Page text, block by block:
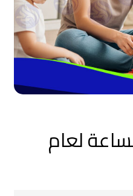
لعام